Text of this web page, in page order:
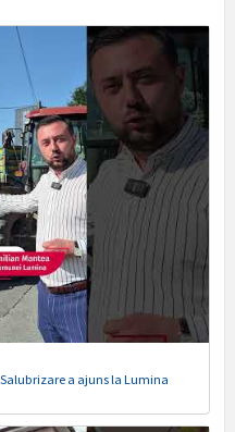
a ajuns la Lumina